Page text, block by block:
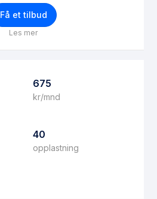
Få et tilbud
Les mer
675
kr/mnd
40
opplastning